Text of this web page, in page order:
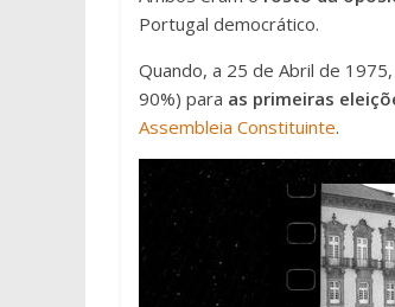
Portugal democrático.
Quando, a 25 de Abril de
90%) para as primeiras
Assembleia Constituinte.